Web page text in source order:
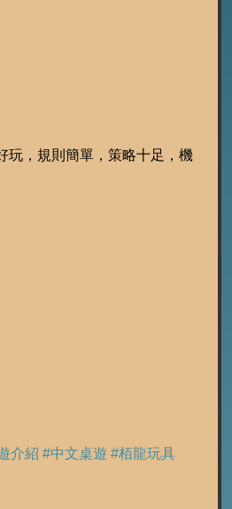
玩，規則簡單，策略十足，機
介紹 #中文桌遊 #栢龍玩具